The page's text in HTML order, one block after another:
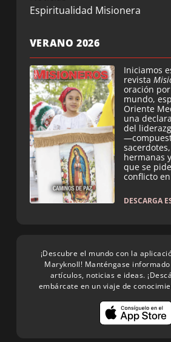
Espiritualidad Misionera
VERANO 2026
Iniciamos
revista
oración
mundo,
Oriente
una
del
hermanas
que se
conflicto
DESCARGA
¡Descubre el mundo con la
Maryknoll! Manténgase
artículos, noticias e ideas.
embárcate en un viaje de